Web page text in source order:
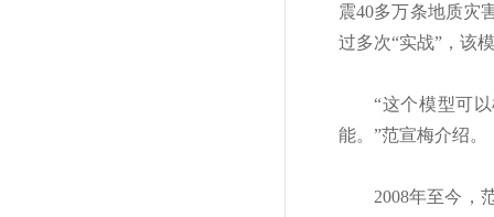
震40多万条地质灾
过多次“实战”，该
“这个模型可
能。”范宣梅介绍。
2008年至今，